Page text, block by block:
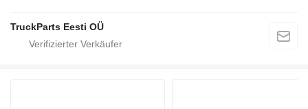
TruckParts Eesti OÜ